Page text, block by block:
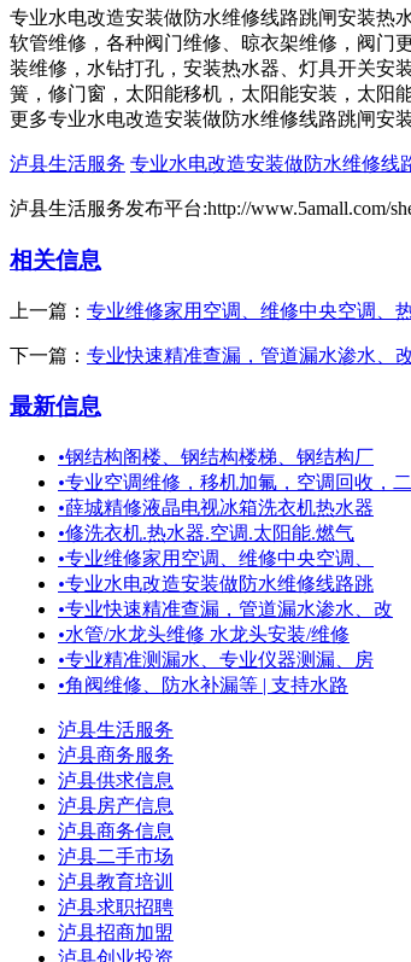
专业水电改造安装做防水维修线路跳闸安装热
软管维修，各种阀门维修、晾衣架维修，阀门
装维修，水钻打孔，安装热水器、灯具开关安
簧，修门窗，太阳能移机，太阳能安装，太阳
更多专业水电改造安装做防水维修线路跳闸安
泸县生活服务 专业水电改造安装做防水维修线
泸县生活服务发布平台:http://www.5amall.com/
相关信息
上一篇： 专业维修家用空调、维修中央空调、
下一篇： 专业快速精准查漏，管道漏水渗水、
最新信息
•钢结构阁楼、钢结构楼梯、钢结构厂
•专业空调维修，移机加氟，空调回收，
•薛城精修液晶电视冰箱洗衣机热水器
•修洗衣机.热水器.空调.太阳能.燃气
•专业维修家用空调、维修中央空调、
•专业水电改造安装做防水维修线路跳
•专业快速精准查漏，管道漏水渗水、改
•水管/水龙头维修 水龙头安装/维修
•专业精准测漏水、专业仪器测漏、房
•角阀维修、防水补漏等 | 支持水路
泸县生活服务
泸县商务服务
泸县供求信息
泸县房产信息
泸县商务信息
泸县二手市场
泸县教育培训
泸县求职招聘
泸县招商加盟
泸县创业投资